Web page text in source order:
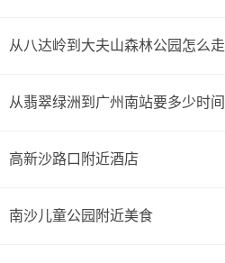
从八达岭到大夫山森林公园怎么走
从翡翠绿洲到广州南站要多少时间
高新沙路口附近酒店
南沙儿童公园附近美食